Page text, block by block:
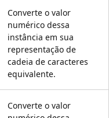
Converte o valor
numérico dessa
instância em sua
representação de
cadeia de caracteres
equivalente.
Converte o valor